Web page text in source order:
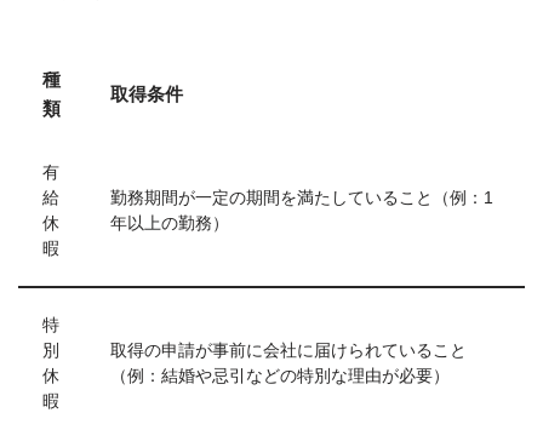
種
類
取得条件
有
給
休
暇
勤務期間が一定の期間を満たしていること（例：1
年以上の勤務）
特
別
休
暇
取得の申請が事前に会社に届けられていること
（例：結婚や忌引などの特別な理由が必要）